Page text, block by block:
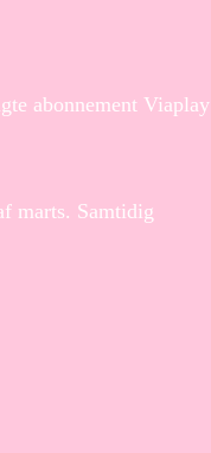
abonnement Viaplay
marts. Samtidig